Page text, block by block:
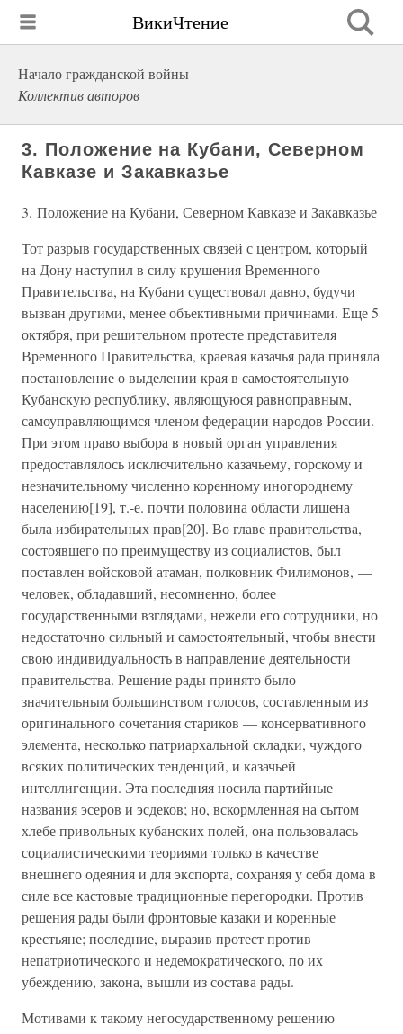
ВикиЧтение
Начало гражданской войны
Коллектив авторов
3. Положение на Кубани, Северном
Кавказе и Закавказье
3. Положение на Кубани, Северном Кавказе и Закавказье
Тот разрыв государственных связей с центром, который
на Дону наступил в силу крушения Временного
Правительства, на Кубани существовал давно, будучи
вызван другими, менее объективными причинами. Еще 5
октября, при решительном протесте представителя
Временного Правительства, краевая казачья рада приняла
постановление о выделении края в самостоятельную
Кубанскую республику, являющуюся равноправным,
самоуправляющимся членом федерации народов России.
При этом право выбора в новый орган управления
предоставлялось исключительно казачьему, горскому и
незначительному численно коренному иногороднему
населению[19], т.-е. почти половина области лишена
была избирательных прав[20]. Во главе правительства,
состоявшего по преимуществу из социалистов, был
поставлен войсковой атаман, полковник Филимонов, —
человек, обладавший, несомненно, более
государственными взглядами, нежели его сотрудники, но
недостаточно сильный и самостоятельный, чтобы внести
свою индивидуальность в направление деятельности
правительства. Решение рады принято было
значительным большинством голосов, составленным из
оригинального сочетания стариков — консервативного
элемента, несколько патриархальной складки, чуждого
всяких политических тенденций, и казачьей
интеллигенции. Эта последняя носила партийные
названия эсеров и эсдеков; но, вскормленная на сытом
хлебе привольных кубанских полей, она пользовалась
социалистическими теориями только в качестве
внешнего одеяния и для экспорта, сохраняя у себя дома в
силе все кастовые традиционные перегородки. Против
решения рады были фронтовые казаки и коренные
крестьяне; последние, выразив протест против
непатриотического и недемократического, по их
убеждению, закона, вышли из состава рады.
Мотивами к такому негосударственному решению